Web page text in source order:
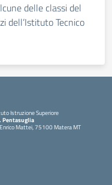
delle classi del
dell’Istituto Tecnico
Istruzione Superiore
Pentasuglia
Mattei, 75100 Matera MT